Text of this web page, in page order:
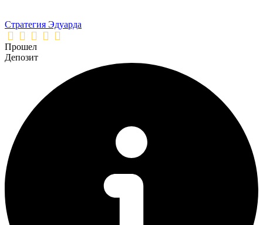
Стратегия Эдуарда
Прошел
Депозит